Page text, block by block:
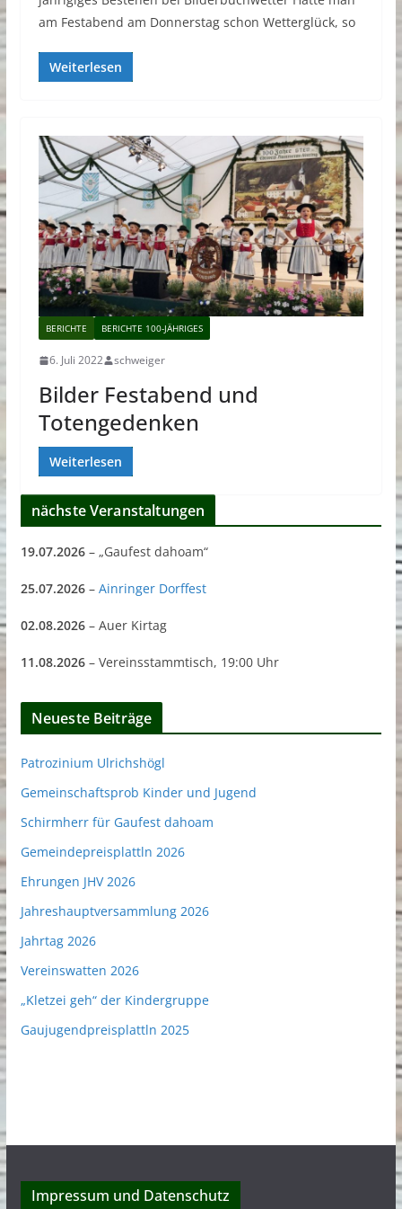
am Festabend am Donnerstag schon Wetterglück, so
Weiterlesen
BERICHTE BERICHTE 100-JÄHRIGES
6. Juli 2022 schweiger
Bilder Festabend und
Totengedenken
Weiterlesen
nächste Veranstaltungen
19.07.2026– „Gaufest dahoam“
25.07.2026– Ainringer Dorffest
02.08.2026– Auer Kirtag
11.08.2026– Vereinsstammtisch, 19:00 Uhr
Neueste Beiträge
Patrozinium Ulrichshögl
Gemeinschaftsprob Kinder und Jugend
Schirmherr für Gaufest dahoam
Gemeindepreisplattln 2026
Ehrungen JHV 2026
Jahreshauptversammlung 2026
Jahrtag 2026
Vereinswatten 2026
„Kletzei geh“ der Kindergruppe
Gaujugendpreisplattln 2025
Impressum und Datenschutz